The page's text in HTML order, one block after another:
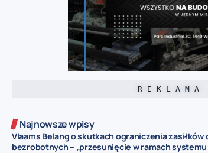
R E K L A M A
Najnowsze wpisy
Vlaams Belang o skutkach ograniczenia zasiłków
bezrobotnych – „przesunięcie w ramach systemu